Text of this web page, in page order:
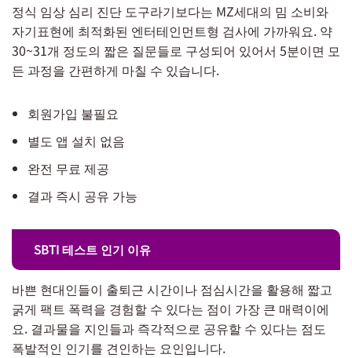
정식 임상 심리 진단 도구라기보다는 MZ세대의 밈 소비와
자기표현에 최적화된 엔터테인먼트형 검사에 가까워요. 약
30~31개 정도의 짧은 질문들로 구성되어 있어서 5분이면 모
든 과정을 간편하게 마칠 수 있습니다.
회원가입 불필요
별도 앱 설치 없음
완전 무료 제공
결과 즉시 공유 가능
SBTI 테스트 인기 이유
바쁜 현대인들이 출퇴근 시간이나 점심시간을 활용해 짧고
굵게 팩트 폭력을 경험할 수 있다는 점이 가장 큰 매력이에
요. 결과물을 지인들과 즉각적으로 공유할 수 있다는 점도
폭발적인 인기를 견인하는 요인입니다.